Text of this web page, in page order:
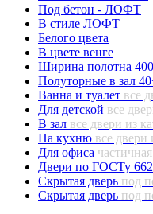
Под бетон - ЛОФТ
В стиле ЛОФТ
Белого цвета
В цвете венге
Ширина полотна
Полуторные в зал
Ванна и туалет все
Для детской все
В зал все двери из
На кухню все двери
Для офиса
Двери по ГОСТу
Скрытая дверь под
Скрытая дверь под